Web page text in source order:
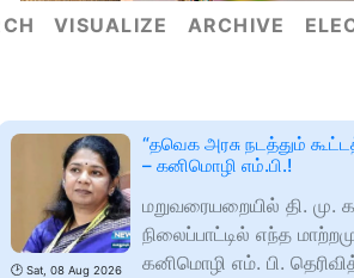
VISUALIZE ARCHIVE
🕑 Sat, 08 Aug 2026
“தவெக அரசு நடத்தும்
– கனிமொழி எம்.பி.!
மறுவரையறையில் தி. மு.
நிலைப்பாட்டில் எந்த
கனிமொழி எம். பி.